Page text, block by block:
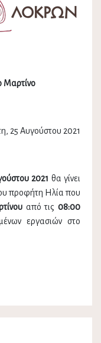
Μαρτίνο
25 Αυγούστου 2021
2021 θα γίνει
προφήτη Ηλία που
από τις 08:00
εργασιών στο